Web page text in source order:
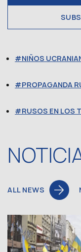
NIÑOS
PROPAGANDA
RUSOS EN LOS
ALL NEWS